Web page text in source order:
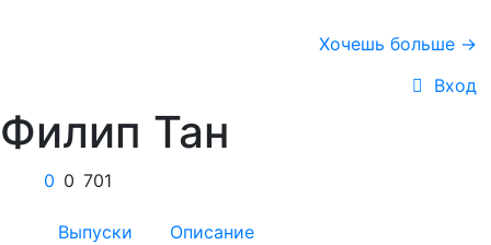
Хочешь больше →
Вход
Филип Тан
0 0 701
Выпуски Описание